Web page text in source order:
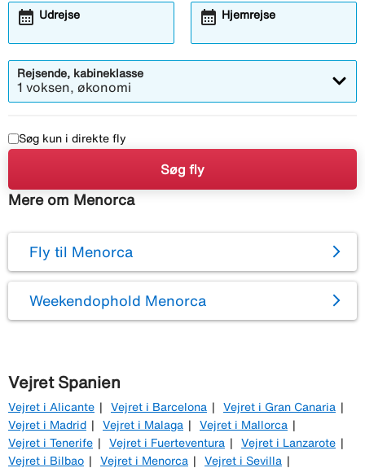
Udrejse
calendar_month Hjemrejse
calendar_month
Rejsende, kabineklasse
1 voksen, økonomi
Søg kun i direkte fly
Søg fly
Mere om Menorca
Fly til Menorca
Weekendophold Menorca
Vejret Spanien
Vejret i Alicante Vejret i Barcelona
Vejret i Gran Canaria
Vejret i Madrid
Vejret i Malaga
Vejret i Mallorca
Vejret i Tenerife
Vejret i Fuerteventura
Vejret i Lanzarote
Vejret i Bilbao
Vejret i Menorca
Vejret i Sevilla